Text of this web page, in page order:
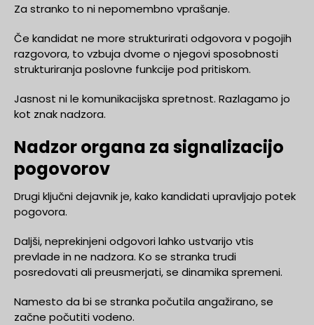
Za stranko to ni nepomembno vprašanje.
Če kandidat ne more strukturirati odgovora v pogojih
razgovora, to vzbuja dvome o njegovi sposobnosti
strukturiranja poslovne funkcije pod pritiskom.
Jasnost ni le komunikacijska spretnost. Razlagamo jo
kot znak nadzora.
Nadzor organa za signalizacijo
pogovorov
Drugi ključni dejavnik je, kako kandidati upravljajo potek
pogovora.
Daljši, neprekinjeni odgovori lahko ustvarijo vtis
prevlade in ne nadzora. Ko se stranka trudi
posredovati ali preusmerjati, se dinamika spremeni.
Namesto da bi se stranka počutila angažirano, se
začne počutiti vodeno.